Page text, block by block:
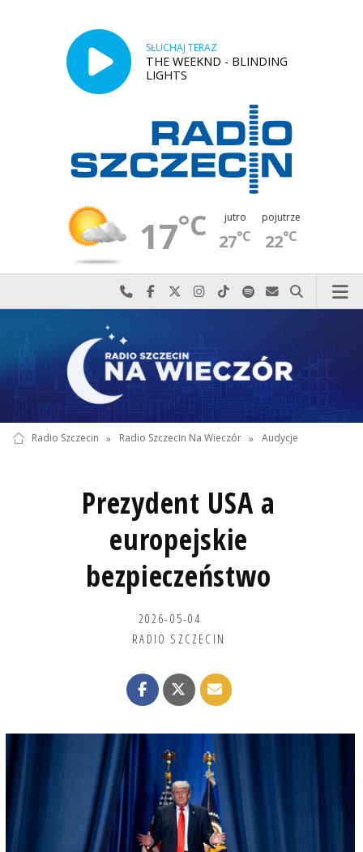
SŁUCHAJ TERAZ
THE WEEKND - BLINDING
LIGHTS
17°C jutro
27°C
pojutrze
22°C
Najlepiej po prostu do nas zadzwoń
Odwiedź nas na Facebook-u
Odwiedź nas na X
Odwiedź nas na Instagram-ie
Odwiedź nas na TikTok-u
Szukaj nas na Spotify
Wyślij do nas
Szukaj
Radio Szczecin » Radio Szczecin Na Wieczór » Audycje
Prezydent USA a
europejskie
bezpieczeństwo
2026-05-04
RADIO SZCZECIN